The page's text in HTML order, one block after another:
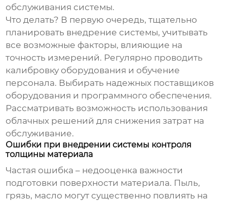
обслуживания системы.
Что делать? В первую очередь, тщательно
планировать внедрение системы, учитывать
все возможные факторы, влияющие на
точность измерений. Регулярно проводить
калибровку оборудования и обучение
персонала. Выбирать надежных поставщиков
оборудования и программного обеспечения.
Рассматривать возможность использования
облачных решений для снижения затрат на
обслуживание.
Ошибки при внедрении системы контроля
толщины материала
Частая ошибка – недооценка важности
подготовки поверхности материала. Пыль,
грязь, масло могут существенно повлиять на